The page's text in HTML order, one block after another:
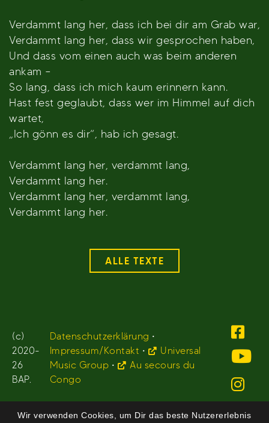
Verdammt lang her, dass ich bei dir am Grab war,
Verdammt lang her, dass wir gesprochen haben,
Und dass vom einen auch was beim anderen
ankam –
So lang, dass ich mich kaum erinnern kann.
Hast fest geglaubt, dass wer im Himmel auf dich
wartet,
„Ich gönn es dir“, hab ich gesagt.
Verdammt lang her, verdammt lang,
Verdammt lang her.
Verdammt lang her, verdammt lang,
Verdammt lang her.
ALLE TEXTE
(c)
2020-
26
BAP.
Datenschutzerklärung •
Impressum/Kontakt •
Universal
Music Group •
Au secours du
Congo
Wir verwenden Cookies, um Dir das beste Nutzererlebnis